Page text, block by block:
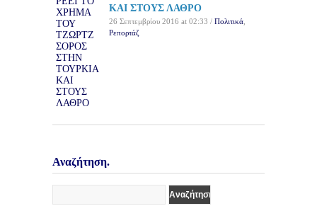
ΚΑΙ ΣΤΟΥΣ ΛΑΘΡΟ
26 Σεπτεμβρίου 2016 at 02:33 / Πολιτικά
Ρεπορτάζ
Αναζήτηση.